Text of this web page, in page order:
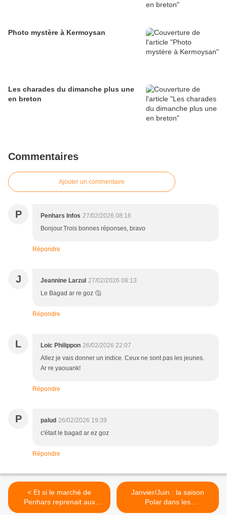
Photo mystère à Kermoysan
Les charades du dimanche plus une
en breton
Commentaires
Ajouter un commentaire
P Penhars Infos 27/02/2026 08:16
Bonjour.Trois bonnes réponses, bravo
Répondre
J Jeannine Larzul 27/02/2026 08:13
Le Bagad ar re goz 🤔
Répondre
L Loic Philippon 26/02/2026 22:07
Allez je vais donner un indice. Ceux ne sont pas les jeunes.
Ar re yaouank!
Répondre
P palud 26/02/2026 19:39
c'était le bagad ar ez goz
Répondre
< Et si le marché de
Penhars reprenait aux
beaux jours ...
Janvier/Juin : la saison
Polar dans les
médiathèques de QBO >